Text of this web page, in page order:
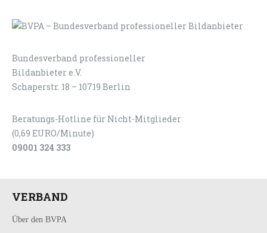
Bundesverband professioneller
Bildanbieter e.V.
Schaperstr. 18 – 10719 Berlin
Beratungs-Hotline für Nicht-Mitglieder
(0,69 EURO/Minute)
09001 324 333
VERBAND
Über den BVPA